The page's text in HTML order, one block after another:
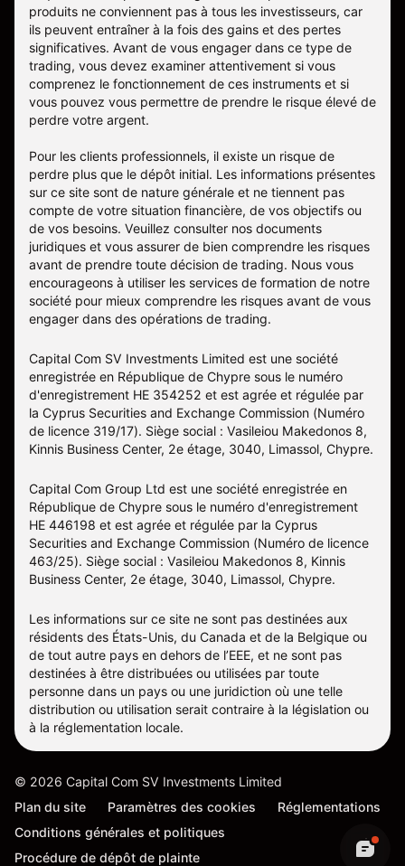
produits ne conviennent pas à tous les investisseurs, car
ils peuvent entraîner à la fois des gains et des pertes
significatives. Avant de vous engager dans ce type de
trading, vous devez examiner attentivement si vous
comprenez le fonctionnement de ces instruments et si
vous pouvez vous permettre de prendre le risque élevé de
perdre votre argent.
Pour les clients professionnels, il existe un risque de
perdre plus que le dépôt initial. Les informations présentes
sur ce site sont de nature générale et ne tiennent pas
compte de votre situation financière, de vos objectifs ou
de vos besoins. Veuillez consulter nos documents
juridiques et vous assurer de bien comprendre les risques
avant de prendre toute décision de trading. Nous vous
encourageons à utiliser les services de formation de notre
société pour mieux comprendre les risques avant de vous
engager dans des opérations de trading.
Capital Com SV Investments Limited est une société
enregistrée en République de Chypre sous le numéro
d'enregistrement HE 354252 et est agrée et régulée par
la Cyprus Securities and Exchange Commission (Numéro
de licence 319/17). Siège social : Vasileiou Makedonos 8,
Kinnis Business Center, 2e étage, 3040, Limassol, Chypre.
Capital Com Group Ltd est une société enregistrée en
République de Chypre sous le numéro d'enregistrement
ΗΕ 446198 et est agrée et régulée par la Cyprus
Securities and Exchange Commission (Numéro de licence
463/25). Siège social : Vasileiou Makedonos 8, Kinnis
Business Center, 2e étage, 3040, Limassol, Chypre.
Les informations sur ce site ne sont pas destinées aux
résidents des États-Unis, du Canada et de la Belgique ou
de tout autre pays en dehors de l’EEE, et ne sont pas
destinées à être distribuées ou utilisées par toute
personne dans un pays ou une juridiction où une telle
distribution ou utilisation serait contraire à la législation ou
à la réglementation locale.
© 2026 Capital Com SV Investments Limited
Plan du site
Paramètres des cookies
Réglementations
Conditions générales et politiques
Procédure de dépôt de plainte